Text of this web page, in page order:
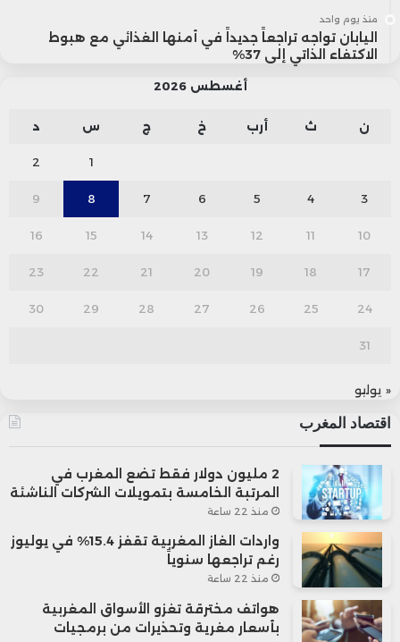
منذ يوم واحد
اليابان تواجه تراجعاً جديداً في أمنها الغذائي مع هبوط
الاكتفاء الذاتي إلى 37%
أغسطس 2026
ن ث أرب خ ج س د
1
2
3
4
5
6
7
8
9
10
11
12
13
14
15
16
17
18
19
20
21
22
23
24
25
26
27
28
29
30
31
« يوليو
اقتصاد المغرب
2 مليون دولار فقط تضع المغرب في
المرتبة الخامسة بتمويلات الشركات الناشئة
منذ 22 ساعة
واردات الغاز المغربية تقفز 15.4% في يوليوز
رغم تراجعها سنوياً
منذ 22 ساعة
هواتف مخترقة تغزو الأسواق المغربية
بأسعار مغرية وتحذيرات من برمجيات